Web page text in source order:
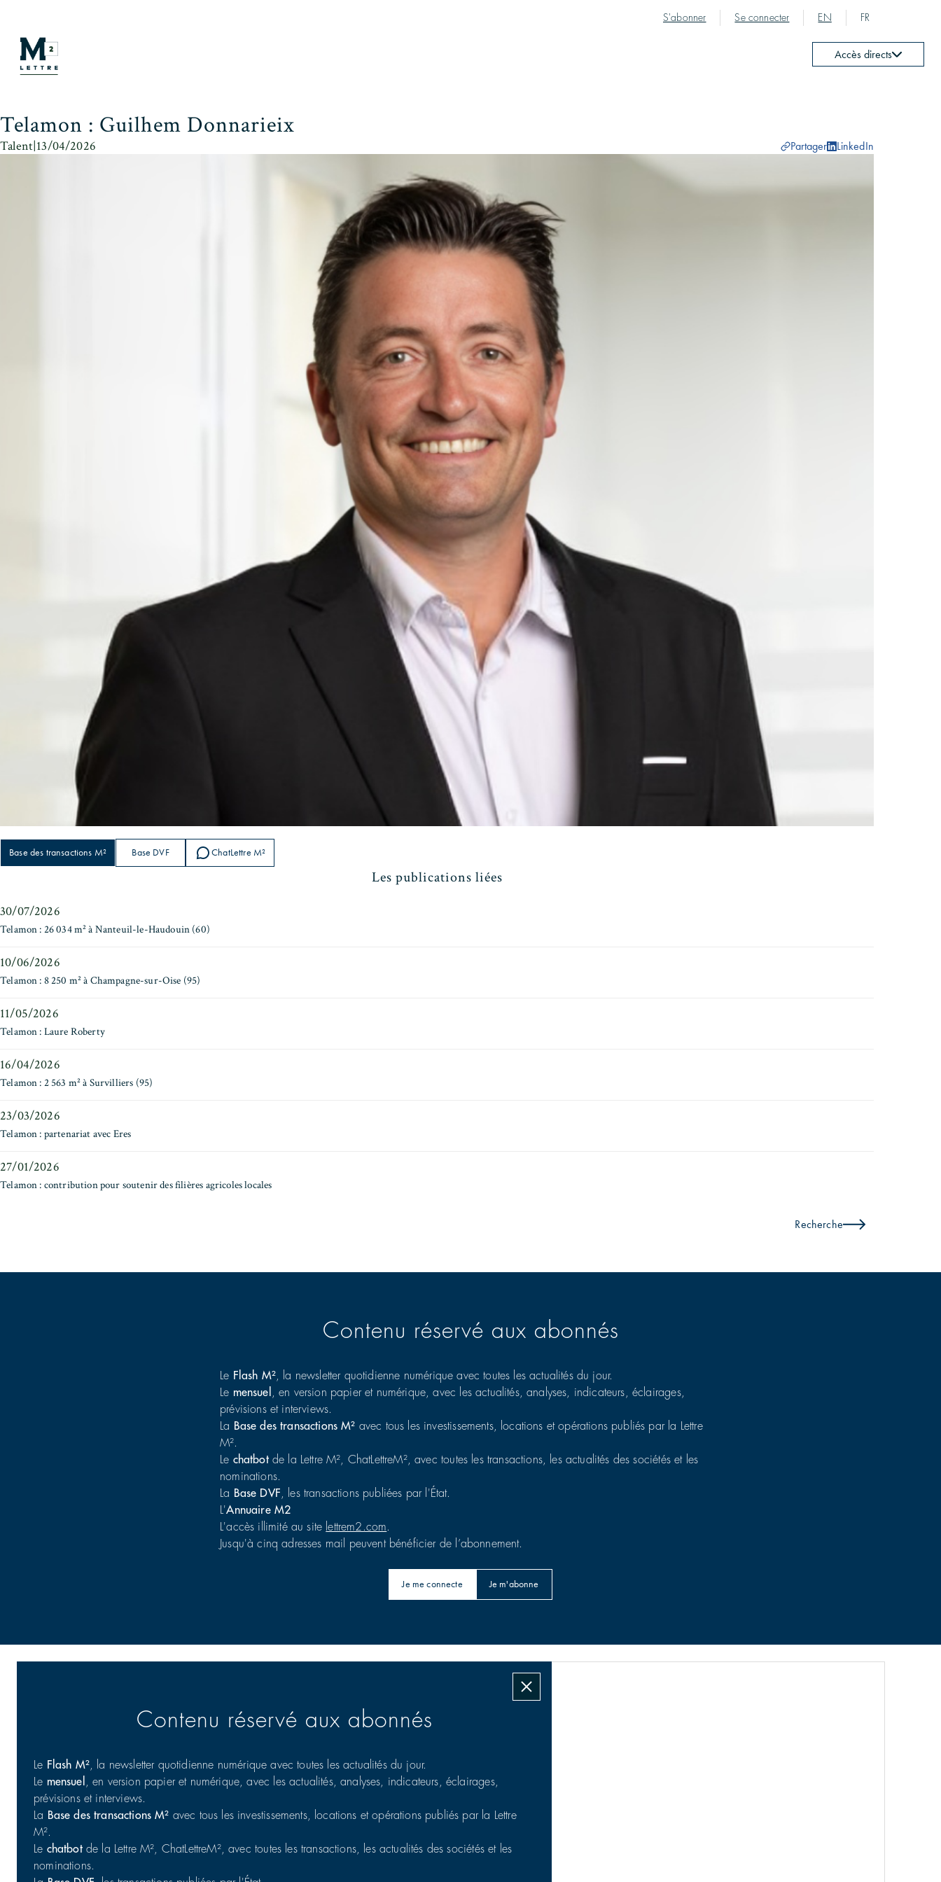
S'abonner Se connecter EN FR
Accès directs
Telamon : Guilhem Donnarieix
Talent|13/04/2026 Partager LinkedIn
Base des transactions M² Base DVF ChatLettre M²
Les publications liées
30/07/2026
Telamon : 26 034 m² à Nanteuil-le-Haudouin (60)
10/06/2026
Telamon : 8 250 m² à Champagne-sur-Oise (95)
11/05/2026
Telamon : Laure Roberty
16/04/2026
Telamon : 2 563 m² à Survilliers (95)
23/03/2026
Telamon : partenariat avec Eres
27/01/2026
Telamon : contribution pour soutenir des filières agricoles locales
Recherche
Contenu réservé aux abonnés
Le Flash M², la newsletter quotidienne numérique avec toutes les actualités du jour.
Le mensuel
, en version papier et numérique, avec les actualités, analyses, indicateurs, éclairages,
prévisions et interviews.
La Base des transactions M² avec tous les investissements, locations et opérations publiés par la Lettre
M².
Le chatbotde la Lettre M², ChatLettreM², avec toutes les transactions, les actualités des sociétés et les
nominations.
La Base DVF , les transactions publiées par l'État.
L'Annuaire M2
L'accès illimité au site lettrem2.com.
Jusqu'à cinq adresses mail peuvent bénéficier de l’abonnement.
Je me connecte Je m'abonne
Contenu réservé aux abonnés
Le Flash M², la newsletter quotidienne numérique avec toutes les actualités du jour.
Le mensuel
, en version papier et numérique, avec les actualités, analyses, indicateurs, éclairages,
prévisions et interviews.
La Base des transactions M² avec tous les investissements, locations et opérations publiés par la Lettre
M².
Le chatbotde la Lettre M², ChatLettreM², avec toutes les transactions, les actualités des sociétés et les
nominations.
Les transactions signées